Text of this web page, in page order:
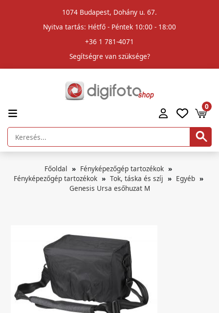
1074 Budapest, Dohány u. 67.
Nyitva tartás: Hétfő - Péntek 10:00 - 18:00
+36 1 781-4071
Segítségre van szüksége?
0
Főoldal
Fényképezőgép tartozékok
Fényképezőgép tartozékok
Tok, táska és szíj
Egyéb
Genesis Ursa esőhuzat M